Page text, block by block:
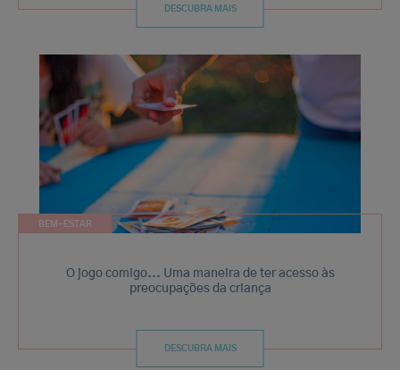
DESCUBRA MAIS
BEM-ESTAR
O jogo comigo... Uma maneira de ter acesso às
preocupações da criança
DESCUBRA MAIS